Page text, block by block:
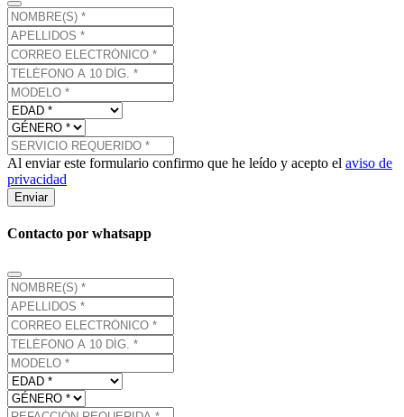
Al enviar este formulario confirmo que he leído y acepto el aviso de
privacidad
Enviar
Contacto por whatsapp